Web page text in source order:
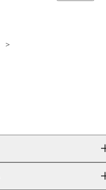
>